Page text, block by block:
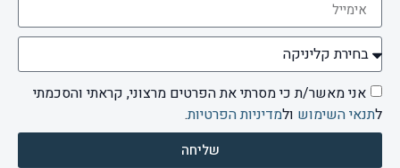
אני מאשר/ת כי מסרתי את הפרטים מרצוני, קראתי והסכמתי
לתנאי השימוש ולמדיניות הפרטיות.
שליחה